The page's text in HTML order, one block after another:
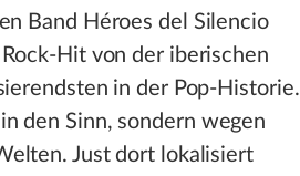
Band Héroes del Silencio
Hit von der iberischen
in der Pop-Historie.
den Sinn, sondern wegen
Just dort lokalisiert